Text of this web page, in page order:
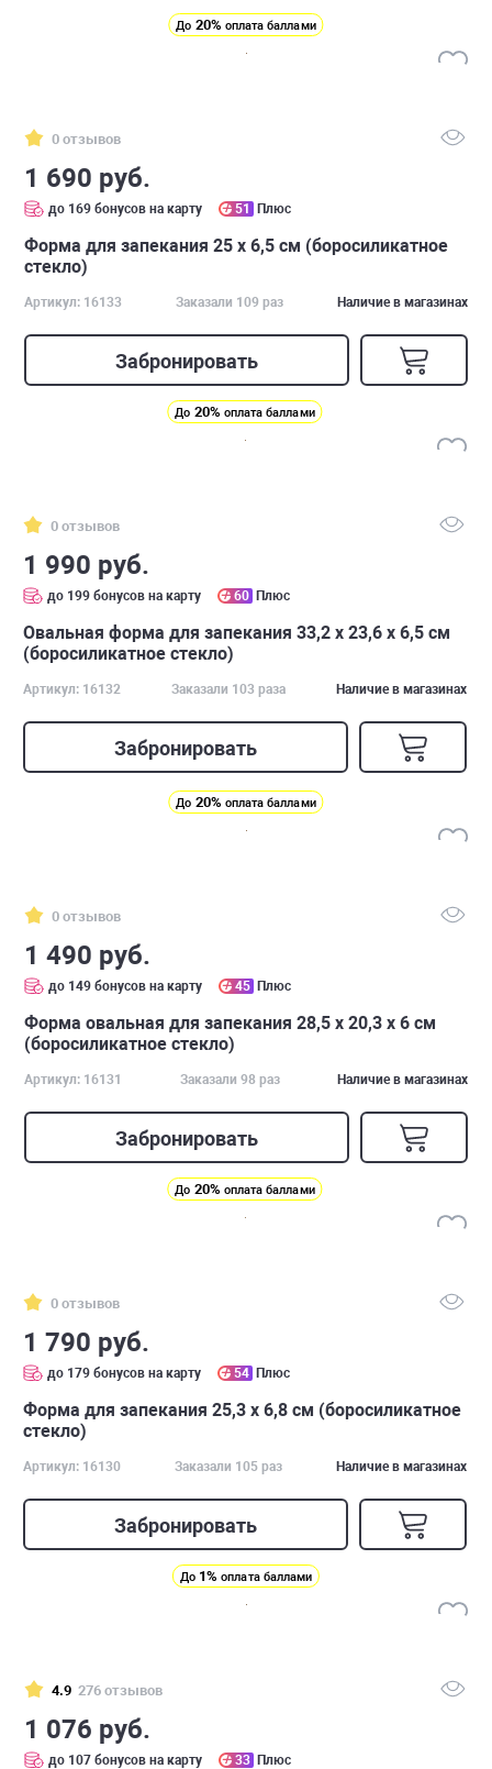
До 20% оплата баллами
0 отзывов
1 690 руб.
до 169 бонусов на карту 51 Плюс
Форма для запекания 25 x 6,5 см (боросиликатное
стекло)
Артикул: 16133 Заказали 109 раз Наличие в магазинах
Забронировать
До 20% оплата баллами
0 отзывов
1 990 руб.
до 199 бонусов на карту 60 Плюс
Овальная форма для запекания 33,2 x 23,6 x 6,5 см
(боросиликатное стекло)
Артикул: 16132 Заказали 103 раза Наличие в магазинах
Забронировать
До 20% оплата баллами
0 отзывов
1 490 руб.
до 149 бонусов на карту 45 Плюс
Форма овальная для запекания 28,5 x 20,3 x 6 см
(боросиликатное стекло)
Артикул: 16131 Заказали 98 раз Наличие в магазинах
Забронировать
До 20% оплата баллами
0 отзывов
1 790 руб.
до 179 бонусов на карту 54 Плюс
Форма для запекания 25,3 x 6,8 см (боросиликатное
стекло)
Артикул: 16130 Заказали 105 раз Наличие в магазинах
Забронировать
До 1% оплата баллами
4.9 276 отзывов
1 076 руб.
до 107 бонусов на карту 33 Плюс